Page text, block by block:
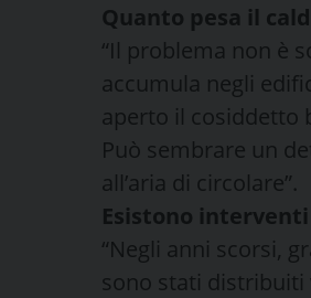
Quanto pesa il
“Il problema non è
accumula negli
aperto il cosiddetto
Può sembrare un
all’aria di circolare”.
Esistono
“Negli anni scorsi,
sono stati distribuiti